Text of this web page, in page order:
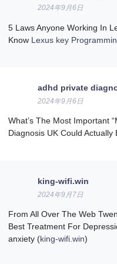
2024年9月6日
5 Laws Anyone Working In
Know Lexus key
adhd private
2024年9月6日
What’s The Most Important
Diagnosis UK Could
king-wifi.win
2024年9月7日
From All Over The Web
Best Treatment For
anxiety (king-wifi.win)